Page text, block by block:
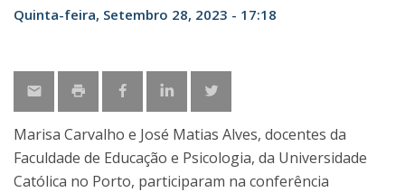
Quinta-feira, Setembro 28, 2023 - 17:18
Marisa Carvalho e José Matias Alves, docentes da
Faculdade de Educação e Psicologia, da Universidade
Católica no Porto, participaram na conferência